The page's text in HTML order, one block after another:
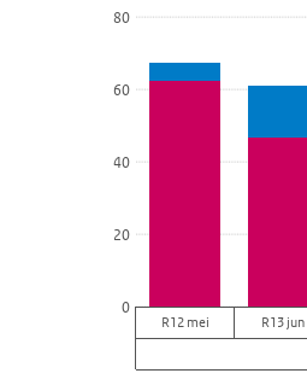
0
20
40
60
80
R12 mei
R13 jun